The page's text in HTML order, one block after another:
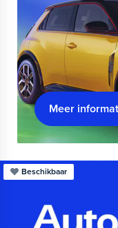
Meer
Beschikbaar